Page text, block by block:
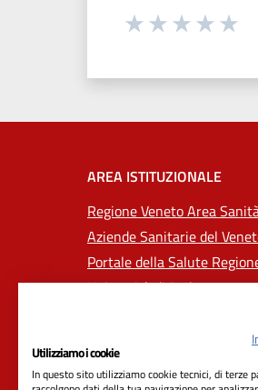
Seleziona una
AREA ISTITUZIONALE
Regione Veneto Area
Aziende Sanitarie del
Portale della Salute
Università di Padova
Utilizziamo i cookie
In questo sito utilizziamo cookie tecnici, di terze